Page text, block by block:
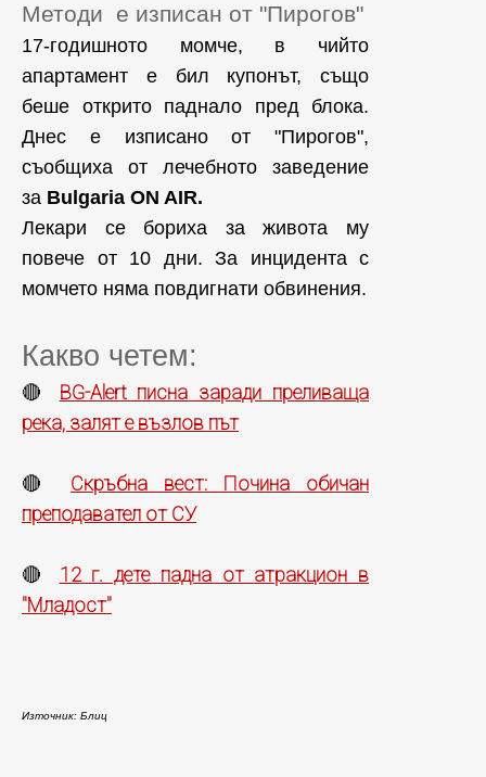
Методи е изписан от "Пирогов"
17-годишното момче, в чийто
апартамент е бил купонът, също
беше открито паднало пред блока.
Днес е изписано от "Пирогов",
съобщиха от лечебното заведение
за Bulgaria ON AIR.
Лекари се бориха за живота му
повече от 10 дни. За инцидента с
момчето няма повдигнати обвинения.
Какво четем:
🔴 BG-Alert писна заради преливаща
река, залят е възлов път
🔴 Скръбна вест: Почина обичан
преподавател от СУ
🔴 12 г. дете падна от атракцион в
"Младост"
Източник: Блиц